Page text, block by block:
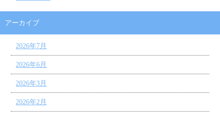
アーカイブ
2026年7月
2026年6月
2026年3月
2026年2月